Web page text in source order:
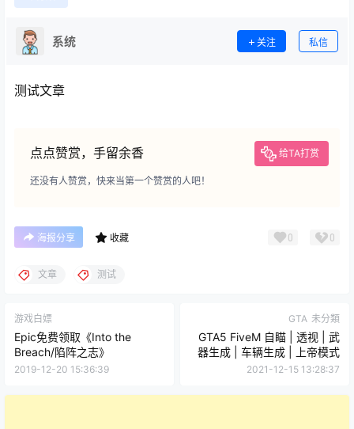
系统 关注 私信
测试文章
点点赞赏，手留余香 给TA打赏
还没有人赞赏，快来当第一个赞赏的人吧！
海报分享 收藏 0 0
文章 测试
游戏白嫖
Epic免费领取《Into the
Breach/陷阵之志》
2019-12-20 15:36:39
GTA 未分類
GTA5 FiveM 自瞄 | 透视 | 武
器生成 | 车辆生成 | 上帝模式
2021-12-15 13:28:37